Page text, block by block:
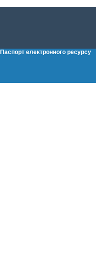
Паспорт електронного ресурсу